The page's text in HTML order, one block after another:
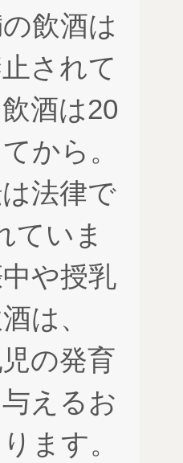
飲酒は
されて
酒は20
から。
法律で
ていま
や授乳
は、
の発育
えるお
ます。